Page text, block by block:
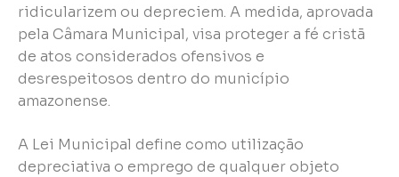
ridicularizem ou depreciem. A medida, aprovada
pela Câmara Municipal, visa proteger a fé cristã
de atos considerados ofensivos e
desrespeitosos dentro do município
amazonense.
A Lei Municipal define como utilização
depreciativa o emprego de qualquer objeto